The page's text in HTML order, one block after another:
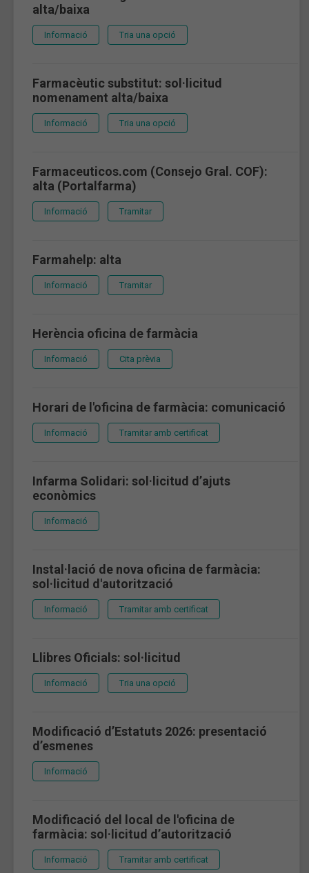
alta/baixa
Informació Tria una opció
Farmacèutic substitut: sol·licitud
nomenament alta/baixa
Informació Tria una opció
Farmaceuticos.com (Consejo Gral. COF):
alta (Portalfarma)
Informació Tramitar
Farmahelp: alta
Informació Tramitar
Herència oficina de farmàcia
Informació Cita prèvia
Horari de l'oficina de farmàcia: comunicació
Informació Tramitar amb certificat
Infarma Solidari: sol·licitud d’ajuts
econòmics
Informació
Instal·lació de nova oficina de farmàcia:
sol·licitud d'autorització
Informació Tramitar amb certificat
Llibres Oficials: sol·licitud
Informació Tria una opció
Modificació d’Estatuts 2026: presentació
d’esmenes
Informació
Modificació del local de l'oficina de
farmàcia: sol·licitud d’autorització
Informació Tramitar amb certificat